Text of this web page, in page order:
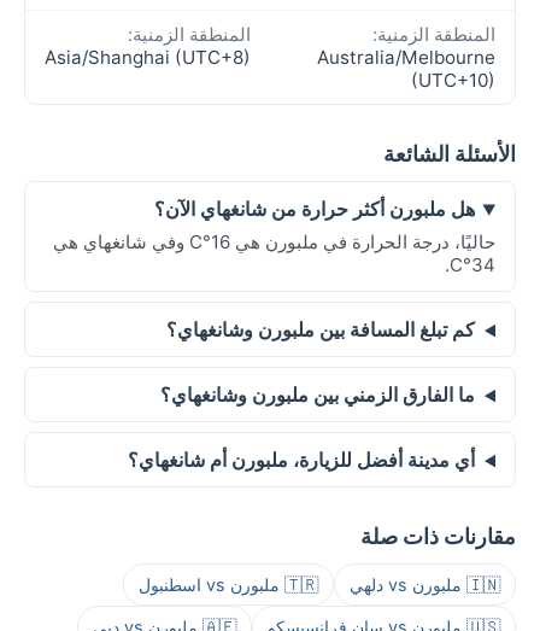
المنطقة الزمنية:
Australia/Melbourne
(UTC+10)
المنطقة الزمنية:
Asia/Shanghai (UTC+8)
الأسئلة الشائعة
هل ملبورن أكثر حرارة من شانغهاي الآن؟
حاليًا، درجة الحرارة في ملبورن هي 16°C وفي شانغهاي هي
34°C.
كم تبلغ المسافة بين ملبورن وشانغهاي؟
ما الفارق الزمني بين ملبورن وشانغهاي؟
أي مدينة أفضل للزيارة، ملبورن أم شانغهاي؟
مقارنات ذات صلة
🇮🇳 ملبورن vs دلهي 🇹🇷 ملبورن vs اسطنبول